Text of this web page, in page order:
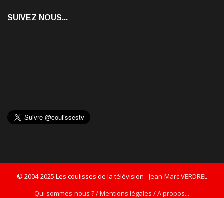
SUIVEZ NOUS...
© 2004-2025 Les coulisses de la télévision -Jean-Marc VERDREL
Qui sommes-nous ? / Mentions légales / A propos...